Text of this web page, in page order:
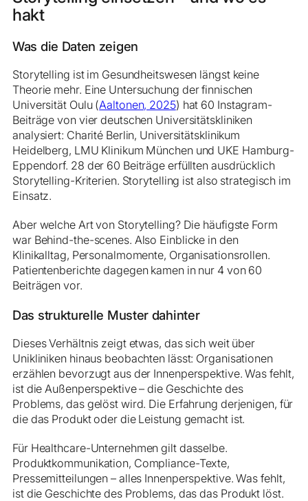
hakt
Was die Daten zeigen
Storytelling ist im Gesundheitswesen längst keine
Theorie mehr. Eine Untersuchung der finnischen
Universität Oulu (Aaltonen, 2025) hat 60 Instagram-
Beiträge von vier deutschen Universitätskliniken
analysiert: Charité Berlin, Universitätsklinikum
Heidelberg, LMU Klinikum München und UKE Hamburg-
Eppendorf. 28 der 60 Beiträge erfüllten ausdrücklich
Storytelling-Kriterien. Storytelling ist also strategisch im
Einsatz.
Aber welche Art von Storytelling? Die häufigste Form
war Behind-the-scenes. Also Einblicke in den
Klinikalltag, Personalmomente, Organisationsrollen.
Patientenberichte dagegen kamen in nur 4 von 60
Beiträgen vor.
Das strukturelle Muster dahinter
Dieses Verhältnis zeigt etwas, das sich weit über
Unikliniken hinaus beobachten lässt: Organisationen
erzählen bevorzugt aus der Innenperspektive. Was fehlt,
ist die Außenperspektive – die Geschichte des
Problems, das gelöst wird. Die Erfahrung derjenigen, für
die das Produkt oder die Leistung gemacht ist.
Für Healthcare-Unternehmen gilt dasselbe.
Produktkommunikation, Compliance-Texte,
Pressemitteilungen – alles Innenperspektive. Was fehlt,
ist die Geschichte des Problems, das das Produkt löst.